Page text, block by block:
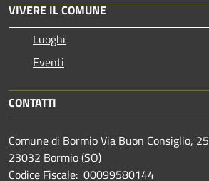
VIVERE IL COMUNE
Luoghi
Eventi
CONTATTI
Comune di Bormio Via Buon Consiglio, 25
23032 Bormio (SO)
Codice Fiscale: 00099580144